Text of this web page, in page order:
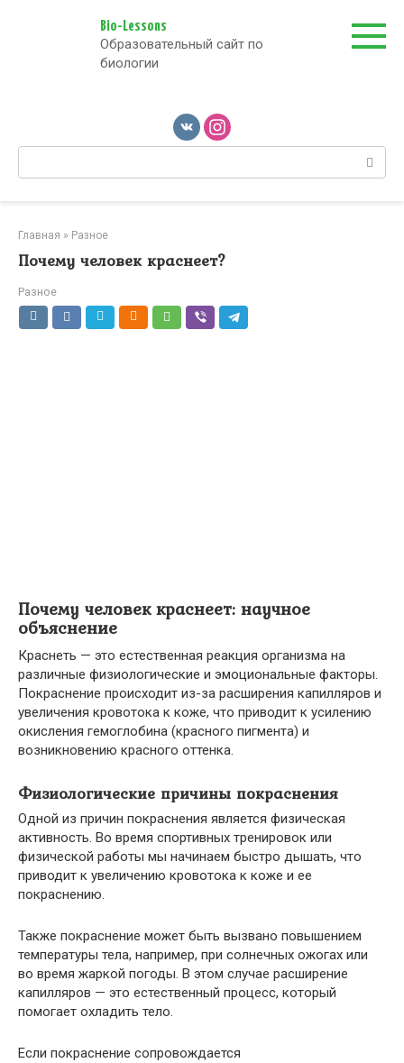
Bio-Lessons
Образовательный сайт по
биологии
Поиск:
Главная » Разное
Почему человек краснеет?
Разное
Почему человек краснеет: научное
объяснение
Краснеть — это естественная реакция организма на
различные физиологические и эмоциональные факторы.
Покраснение происходит из-за расширения капилляров и
увеличения кровотока к коже, что приводит к усилению
окисления гемоглобина (красного пигмента) и
возникновению красного оттенка.
Физиологические причины покраснения
Одной из причин покраснения является физическая
активность. Во время спортивных тренировок или
физической работы мы начинаем быстро дышать, что
приводит к увеличению кровотока к коже и ее
покраснению.
Также покраснение может быть вызвано повышением
температуры тела, например, при солнечных ожогах или
во время жаркой погоды. В этом случае расширение
капилляров — это естественный процесс, который
помогает охладить тело.
Если покраснение сопровождается